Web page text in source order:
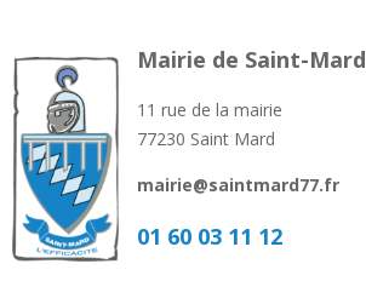
Mairie de Saint-Mard
11 rue de la mairie
77230 Saint Mard
mairie@saintmard77.fr
01 60 03 11 12